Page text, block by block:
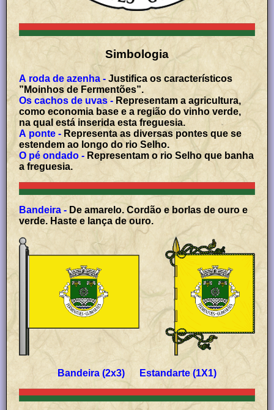
Simbologia
A roda de azenha - Justifica os característicos
”Moinhos de Fermentões”.
Os cachos de uvas - Representam a agricultura,
como economia base e a região do vinho verde,
na qual está inserida esta freguesia.
A ponte - Representa as diversas pontes que se
estendem ao longo do rio Selho.
O pé ondado - Representam o rio Selho que banha
a freguesia.
Bandeira - De amarelo. Cordão e borlas de ouro e
verde. Haste e lança de ouro.
Bandeira (2x3) Estandarte (1X1)